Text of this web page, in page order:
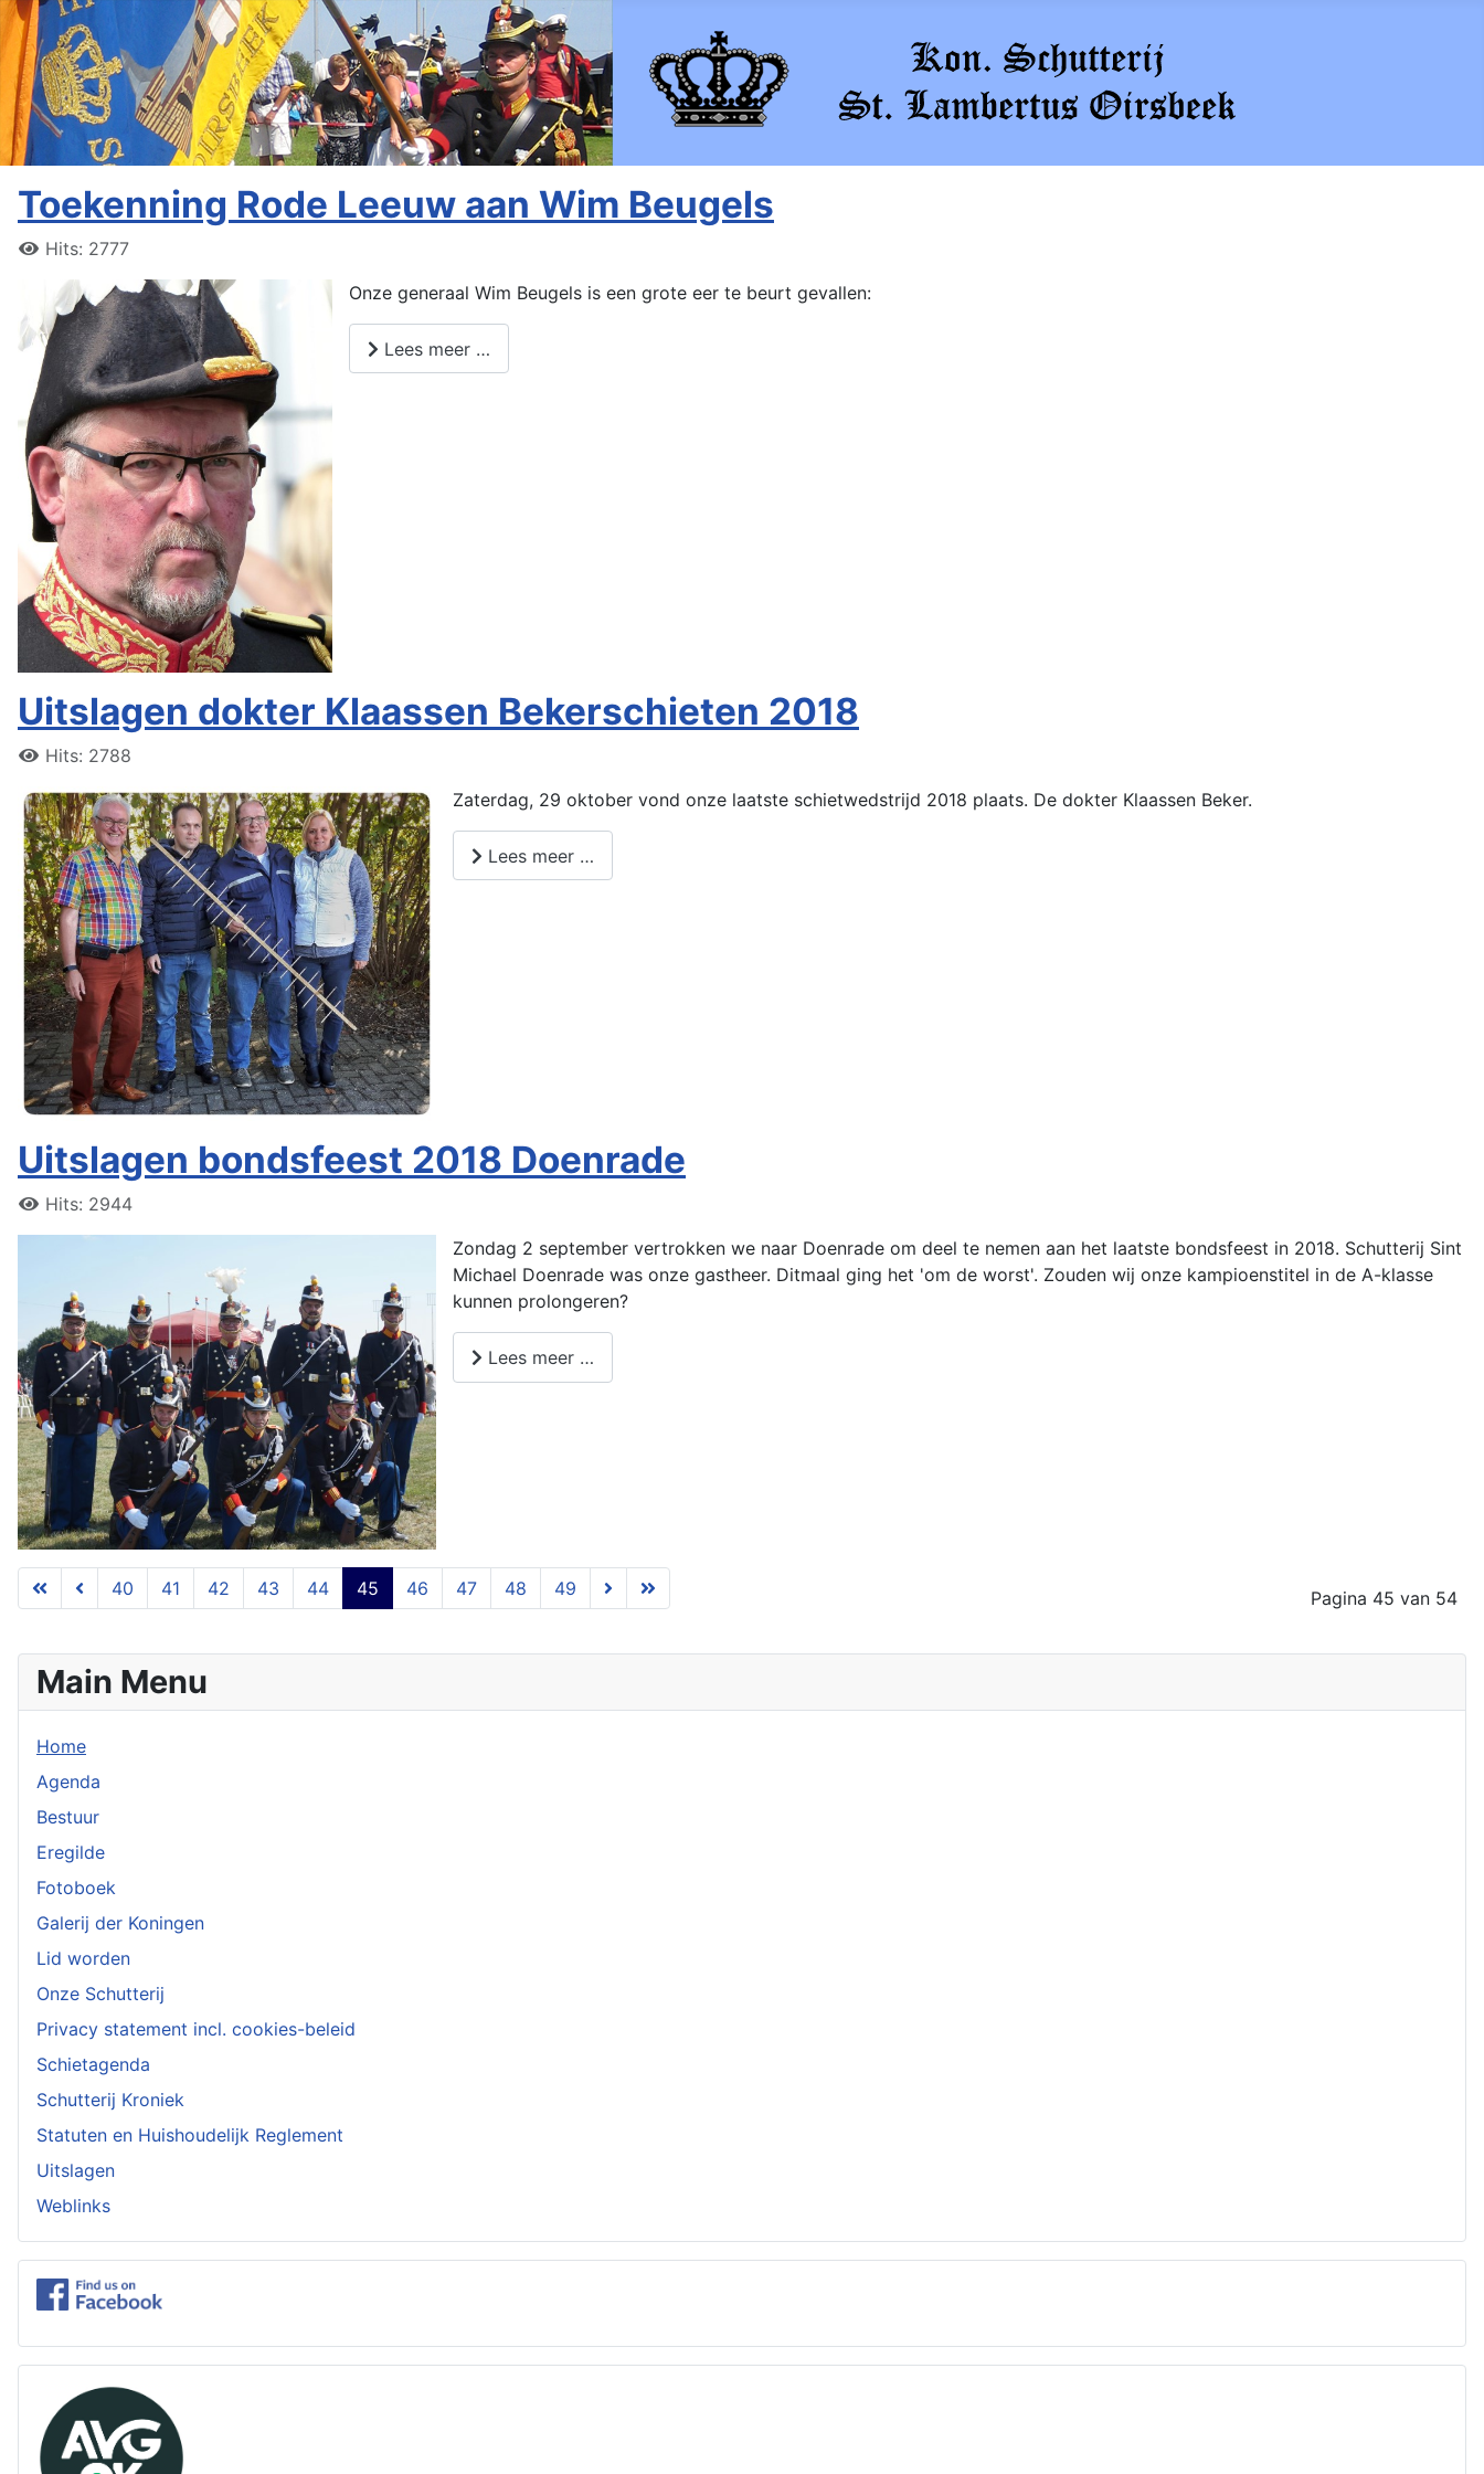
Main Menu
Home
Agenda
Bestuur
Eregilde
Fotoboek
Galerij der Koningen
Lid worden
Onze Schutterij
Privacy statement incl. cookies-beleid
Schietagenda
Schutterij Kroniek
Statuten en Huishoudelijk Reglement
Uitslagen
Weblinks
Toekenning Rode Leeuw aan Wim Beugels
Hits: 2777
Onze generaal Wim Beugels is een grote eer te beurt gevallen:
Lees meer …
Uitslagen dokter Klaassen Bekerschieten 2018
Hits: 2788
Zaterdag, 29 oktober vond onze laatste schietwedstrijd 2018 plaats. De dokter Klaassen Beker.
Lees meer …
Uitslagen bondsfeest 2018 Doenrade
Hits: 2944
Zondag 2 september vertrokken we naar Doenrade om deel te nemen aan het laatste bondsfeest in 2018. Schutterij Sint
Michael Doenrade was onze gastheer. Ditmaal ging het 'om de worst'. Zouden wij onze kampioenstitel in de A-klasse
kunnen prolongeren?
Lees meer …
Pagina 45 van 54
40 41 42 43 44 45 46 47 48 49